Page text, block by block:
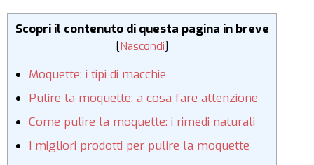
Scopri il contenuto di questa pagina in breve
[Nascondi]
Moquette: i tipi di macchie
Pulire la moquette: a cosa fare attenzione
Come pulire la moquette: i rimedi naturali
I migliori prodotti per pulire la moquette